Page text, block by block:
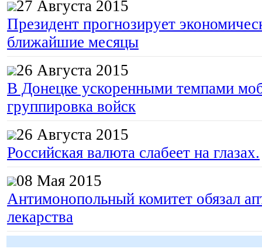
27 Августа 2015
Президент прогнозирует
ближайшие месяцы
26 Августа 2015
В Донецке ускоренными темпами
группировка войск
26 Августа 2015
Российская валюта слабеет на глазах.
08 Мая 2015
Антимонопольный комитет обязал
лекарства